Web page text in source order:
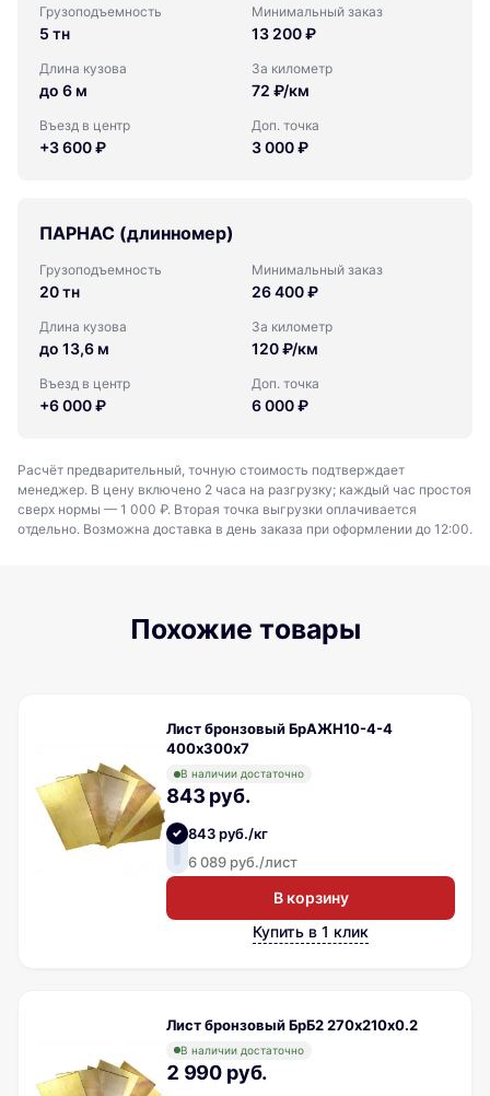
Грузоподъемность
5 тн
Минимальный заказ
13 200 ₽
Длина кузова
до 6 м
За километр
72 ₽/км
Въезд в центр
+3 600 ₽
Доп. точка
3 000 ₽
ПАРНАС (длинномер)
Грузоподъемность
20 тн
Минимальный заказ
26 400 ₽
Длина кузова
до 13,6 м
За километр
120 ₽/км
Въезд в центр
+6 000 ₽
Доп. точка
6 000 ₽
Расчёт предварительный, точную стоимость подтверждает
менеджер. В цену включено 2 часа на разгрузку; каждый час простоя
сверх нормы — 1 000 ₽. Вторая точка выгрузки оплачивается
отдельно. Возможна доставка в день заказа при оформлении до 12:00.
Похожие товары
Лист бронзовый БрАЖН10-4-4
400х300х7
В наличии достаточно
843 руб.
843 руб./кг
6 089 руб./лист
В корзину
Купить в 1 клик
Лист бронзовый БрБ2 270х210х0.2
В наличии достаточно
2 990 руб.